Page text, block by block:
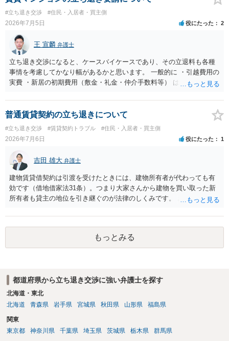
績、子どもの学校や地域とのつながり、転居費用の準備が困難な事情
などは、借主側の強い居住継続の必要性として正当事由判断において
重視される要素ですので、貸主側にかなり具体的な事情と立退料など
がない限り、更新拒絶が認められるハードルは一般的に高いと考えら
れます。 建物が未登記であること自体は、賃貸借契約の有効性を直ち
に否定するものではなく、引渡しがされていれば賃貸借の効力は原則
有効とされています。 今後の交渉では、①現在は普通借家契約が継続
しており定期借家への変更に合意していないこと、②貸主側の事情
（誰が所有者で誰が実際に住む予定か等）を具体的に書面で説明して
ほしいこと、③自分たちの居住継続の必要性を丁寧に伝えること、を
基本方針としたうえで、仮に一定時期の退去を検討する場合には、立
退料・引越費用・原状回復費用負担などの条件を明確にした書面を作
成することが重要です。 契約書では、更新条項・解除条項・期間の定
め・定期借家に関する記載の有無、これまでの更新時の合意内容
（「今回で最後」などの文言）が、借主不利な特約として無効になり
得るかどうかも含めて検討ポイントになりますので、署名押印前に内
容を十分に確認し、不明点は弁護士に相談することをおすすめしま
す。
#立ち退き交渉 #住民・入居者・買主側
2026年7月5日 役にたった 2
王 宣麟 弁護士
立ち退き交渉になると、ケースバイケースであり、その立退料も各種
事情を考慮してかなり幅があるかと思います。 一般的に ・引越費用の
実費 ・新居の初期費用（敷金・礼金・仲介手数料等） は固い部分かと
ターンが多いかと存じます。
普通賃貸契約の立ち退きについて
#立ち退き交渉 #賃貸契約トラブル #住民・入居者・買主側
2026年7月6日 役にたった 1
吉田 雄大 弁護士
建物賃貸借契約は引渡を受けたときには、建物所有者が代わっても有
効です（借地借家法31条）。つまり大家さんから建物を買い取った新
所有者も貸主の地位を引き継ぐのが法律のしくみです。 おそらくは、
が納得いくものであれば応じても良いですが、納得できなければ断る
（家賃を支払い居住を続ける）のが良いでしょう。
もっとみる
都道府県から立ち退き交渉に強い弁護士を探す
北海道・東北
北海道
青森県 岩手県 宮城県 秋田県 山形県 福島県
関東
東京都
神奈川県 千葉県 埼玉県 茨城県 栃木県 群馬県